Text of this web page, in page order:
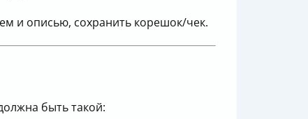
и описью, сохранить корешок/чек.
быть такой: